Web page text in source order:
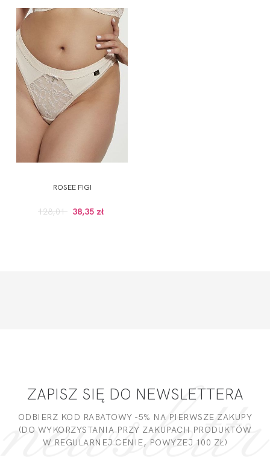
ROSEE FIGI
128,01 38,35 zł
ZAPISZ SIĘ DO NEWSLETTERA
ODBIERZ KOD RABATOWY -5% NA PIERWSZE ZAKUPY
(DO WYKORZYSTANIA PRZY ZAKUPACH PRODUKTÓW
W REGULARNEJ CENIE, POWYZEJ 100 ZŁ)